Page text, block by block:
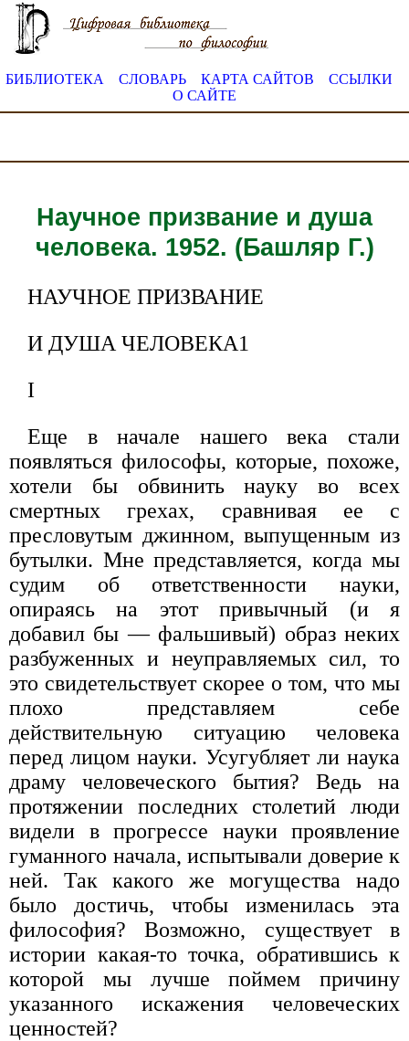
БИБЛИОТЕКА СЛОВАРЬ КАРТА САЙТОВ
ССЫЛКИ
О САЙТЕ
Научное призвание и душа
человека. 1952. (Башляр Г.)
НАУЧНОЕ ПРИЗВАНИЕ
И ДУША ЧЕЛОВЕКА1
I
Еще в начале нашего века стали
появляться философы, которые, похоже,
хотели бы обвинить науку во всех
смертных грехах, сравнивая ее с
пресловутым джинном, выпущенным из
бутылки. Мне представляется, когда мы
судим об ответственности науки,
опираясь на этот привычный (и я
добавил бы — фальшивый) образ неких
разбуженных и неуправляемых сил, то
это свидетельствует скорее о том, что мы
плохо представляем себе
действительную ситуацию человека
перед лицом науки. Усугубляет ли наука
драму человеческого бытия? Ведь на
протяжении последних столетий люди
видели в прогрессе науки проявление
гуманного начала, испытывали доверие к
ней. Так какого же могущества надо
было достичь, чтобы изменилась эта
философия? Возможно, существует в
истории какая-то точка, обратившись к
которой мы лучше поймем причину
указанного искажения человеческих
ценностей?